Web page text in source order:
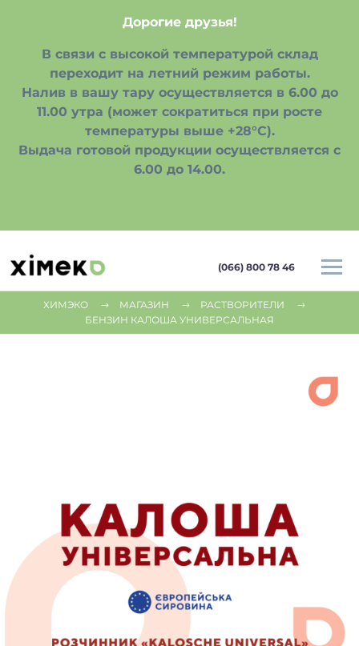
Дорогие друзья!
В связи с высокой температурой склад
переходит на летний режим работы.
Налив в вашу тару осуществляется в 6.00 до
11.00 утра (может сократиться при росте
температуры выше +28°С).
Выдача готовой продукции осуществляется с
6.00 до 14.00.
(066) 800 78 46
ХИМЭКО МАГАЗИН
РАСТВОРИТЕЛИ
БЕНЗИН КАЛОША УНИВЕРСАЛЬНАЯ